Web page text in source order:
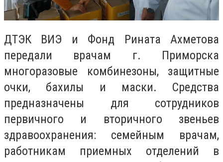
ДТЭК ВИЭ и Фонд Рината Ахметова
передали врачам г. Приморска
многоразовые комбинезоны, защитные
очки, бахилы и маски. Средства
предназначены для сотрудников
первичного и вторичного звеньев
здравоохранения: семейным врачам,
работникам приемных отделений в